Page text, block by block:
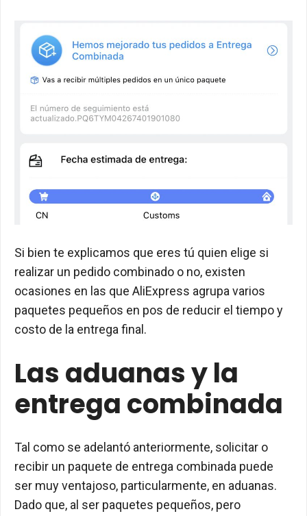
Si bien te explicamos que eres tú quien elige si
realizar un pedido combinado o no, existen
ocasiones en las que AliExpress agrupa varios
paquetes pequeños en pos de reducir el tiempo y
costo de la entrega final.
Las aduanas y la
entrega combinada
Tal como se adelantó anteriormente, solicitar o
recibir un paquete de entrega combinada puede
ser muy ventajoso, particularmente, en aduanas.
Dado que, al ser paquetes pequeños, pero